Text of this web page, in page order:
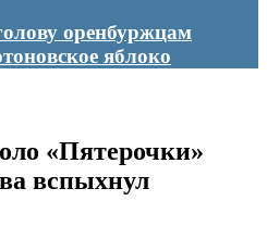
оренбуржцам
яблоко
«Пятерочки»
вспыхнул